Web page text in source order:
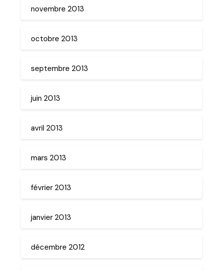
novembre 2013
octobre 2013
septembre 2013
juin 2013
avril 2013
mars 2013
février 2013
janvier 2013
décembre 2012